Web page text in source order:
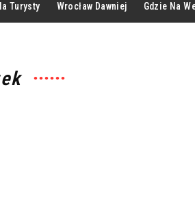
Turysty Wrocław Dawniej Gdzie Na